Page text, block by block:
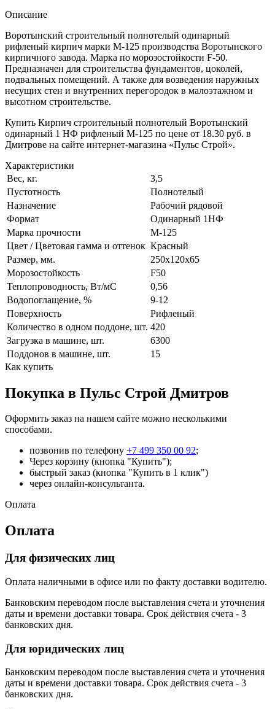
Описание
Воротынский строительный полнотелый одинарный
рифленый кирпич марки М-125 производства Воротынского
кирпичного завода. Марка по морозостойкости F-50.
Предназначен для строительства фундаментов, цоколей,
подвальных помещений. А также для возведения наружных
несущих стен и внутренних перегородок в малоэтажном и
высотном строительстве.
Купить Кирпич строительный полнотелый Воротынский
одинарный 1 НФ рифленый М-125 по цене от 18.30 руб. в
Дмитрове на сайте интернет-магазина «Пульс Строй».
Характеристики
Вес, кг.
3,5
Пустотность
Полнотелый
Назначение
Рабочий рядовой
Формат
Одинарный 1НФ
Марка прочности
М-125
Цвет / Цветовая гамма и оттенок Красный
Размер, мм.
250х120х65
Морозостойкость
F50
Теплопроводность, Вт/мC
0,56
Водопоглащение, %
9-12
Поверхность
Рифленый
Количество в одном поддоне, шт. 420
Загрузка в машине, шт.
6300
Поддонов в машине, шт.
15
Как купить
Покупка в Пульс Строй Дмитров
Оформить заказ на нашем сайте можно несколькими
способами.
позвонив по телефону +7 499 350 00 92;
Через корзину (кнопка "Купить");
быстрый заказ (кнопка "Купить в 1 клик")
через онлайн-консультанта.
Оплата
Оплата
Для физических лиц
Оплата наличными в офисе или по факту доставки водителю.
Банковским переводом после выставления счета и уточнения
даты и времени доставки товара. Срок действия счета - 3
банковских дня.
Для юридических лиц
Банковским переводом после выставления счета и уточнения
даты и времени доставки товара. Срок действия счета - 3
банковских дня.